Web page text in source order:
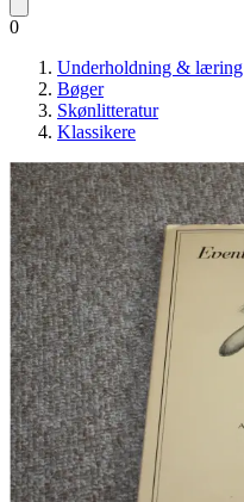
0
Underholdning & læring
Bøger
Skønlitteratur
Klassikere